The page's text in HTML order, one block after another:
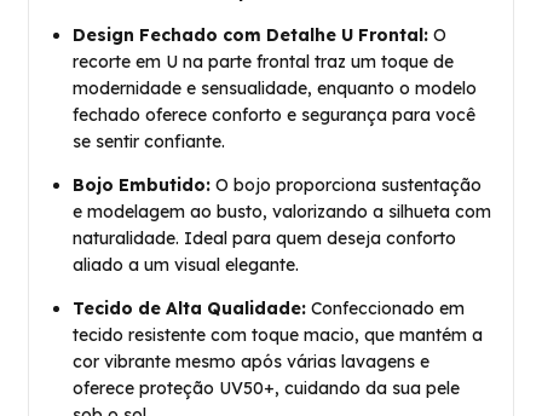
Design Fechado com Detalhe U Frontal: O
recorte em U na parte frontal traz um toque de
modernidade e sensualidade, enquanto o modelo
fechado oferece conforto e segurança para você
se sentir confiante.
Bojo Embutido: O bojo proporciona sustentação
e modelagem ao busto, valorizando a silhueta com
naturalidade. Ideal para quem deseja conforto
aliado a um visual elegante.
Tecido de Alta Qualidade: Confeccionado em
tecido resistente com toque macio, que mantém a
cor vibrante mesmo após várias lavagens e
oferece proteção UV50+, cuidando da sua pele